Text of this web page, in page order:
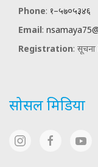
Phone: १–५७०५३४६
Email:
Registration: सूचना
सोसल मिडिया